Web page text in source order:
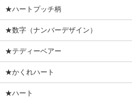
★ハートプッチ柄
★数字（ナンバーデザイン）
★テディーベアー
★かくれハート
★ハート